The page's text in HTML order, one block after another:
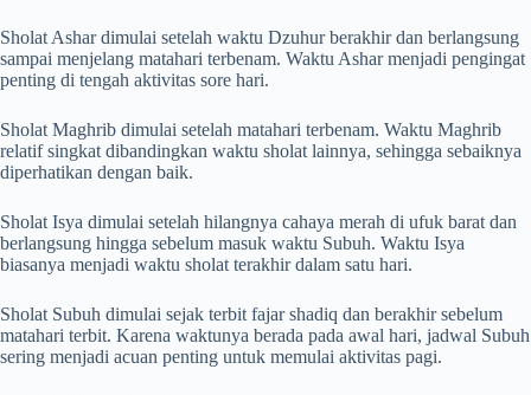
Sholat Ashar dimulai setelah waktu Dzuhur berakhir dan berlangsung
sampai menjelang matahari terbenam. Waktu Ashar menjadi pengingat
penting di tengah aktivitas sore hari.
Sholat Maghrib dimulai setelah matahari terbenam. Waktu Maghrib
relatif singkat dibandingkan waktu sholat lainnya, sehingga sebaiknya
diperhatikan dengan baik.
Sholat Isya dimulai setelah hilangnya cahaya merah di ufuk barat dan
berlangsung hingga sebelum masuk waktu Subuh. Waktu Isya
biasanya menjadi waktu sholat terakhir dalam satu hari.
Sholat Subuh dimulai sejak terbit fajar shadiq dan berakhir sebelum
matahari terbit. Karena waktunya berada pada awal hari, jadwal Subuh
sering menjadi acuan penting untuk memulai aktivitas pagi.